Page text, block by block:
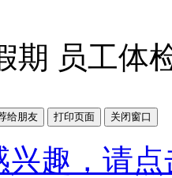
期 员工体
兴趣，请